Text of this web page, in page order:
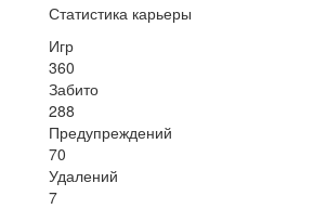
Статистика карьеры
Игр
360
Забито
288
Предупреждений
70
Удалений
7